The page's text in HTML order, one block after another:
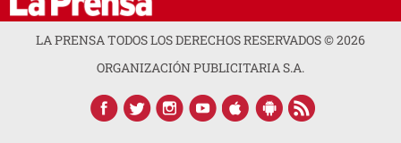
LA PRENSA TODOS LOS DERECHOS RESERVADOS ©2026
ORGANIZACIÓN PUBLICITARIA S.A.